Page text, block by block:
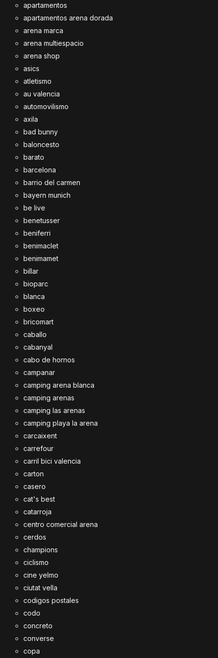
apartamentos
apartamentos arena dorada
arena marca
arena multiespacio
arena shop
asics
atletismo
au valencia
automovilismo
axila
bad bunny
baloncesto
barato
barcelona
barrio del carmen
bayern munich
be live
benetusser
beniferri
benimaclet
benimamet
billar
bioparc
blanca
boxeo
bricomart
caballo
cabanyal
cabo de hornos
campanar
camping arena blanca
camping arenas
camping las arenas
camping playa la arena
carcaixent
carrefour
carril bici valencia
carton
casero
cat's best
catarroja
centro comercial arena
cerdos
champions
ciclismo
cine yelmo
ciutat vella
codigos postales
codo
concreto
converse
copa